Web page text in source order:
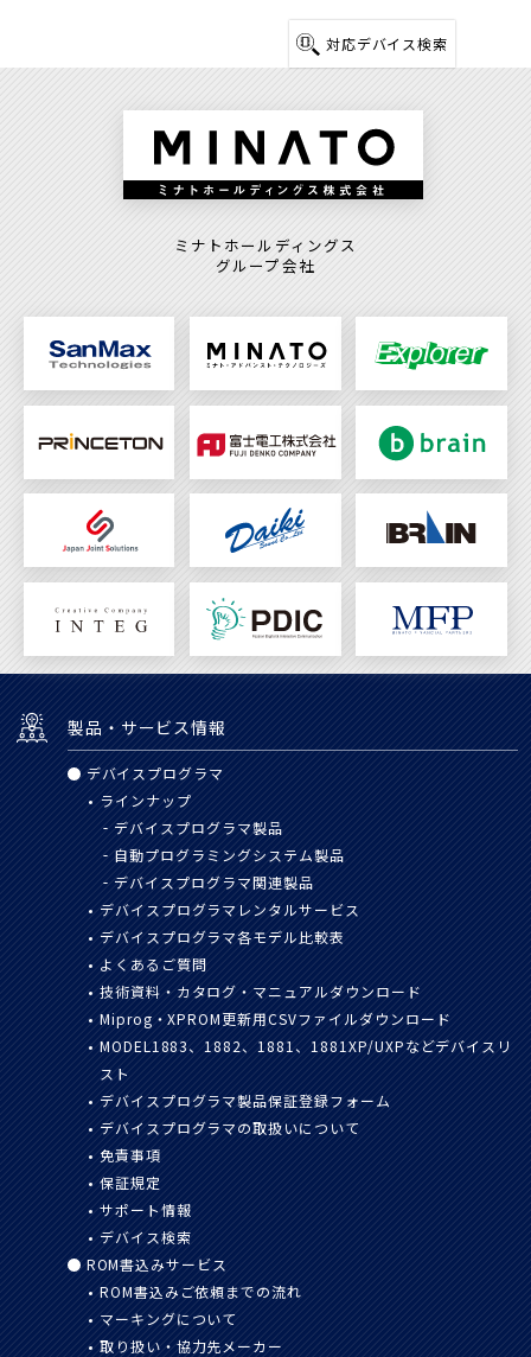
送
対応デバイス検索
ミナトホールディングス
グループ会社
製品・サービス情報
デバイスプログラマ
ラインナップ
デバイスプログラマ製品
自動プログラミングシステム製品
デバイスプログラマ関連製品
デバイスプログラマレンタルサービス
デバイスプログラマ各モデル比較表
よくあるご質問
技術資料・カタログ・マニュアルダウンロード
Miprog・XPROM更新用CSVファイルダウンロード
MODEL1883、1882、1881、 1881XP/UXPなどデバイスリ
スト
デバイスプログラマ製品保証登録フォーム
デバイスプログラマの取扱いに ついて
免責事項
保証規定
サポート情報
デバイス検索
ROM書込みサービス
ROM書込みご依頼までの流れ
マーキングについて
取り扱い・協力先メーカー